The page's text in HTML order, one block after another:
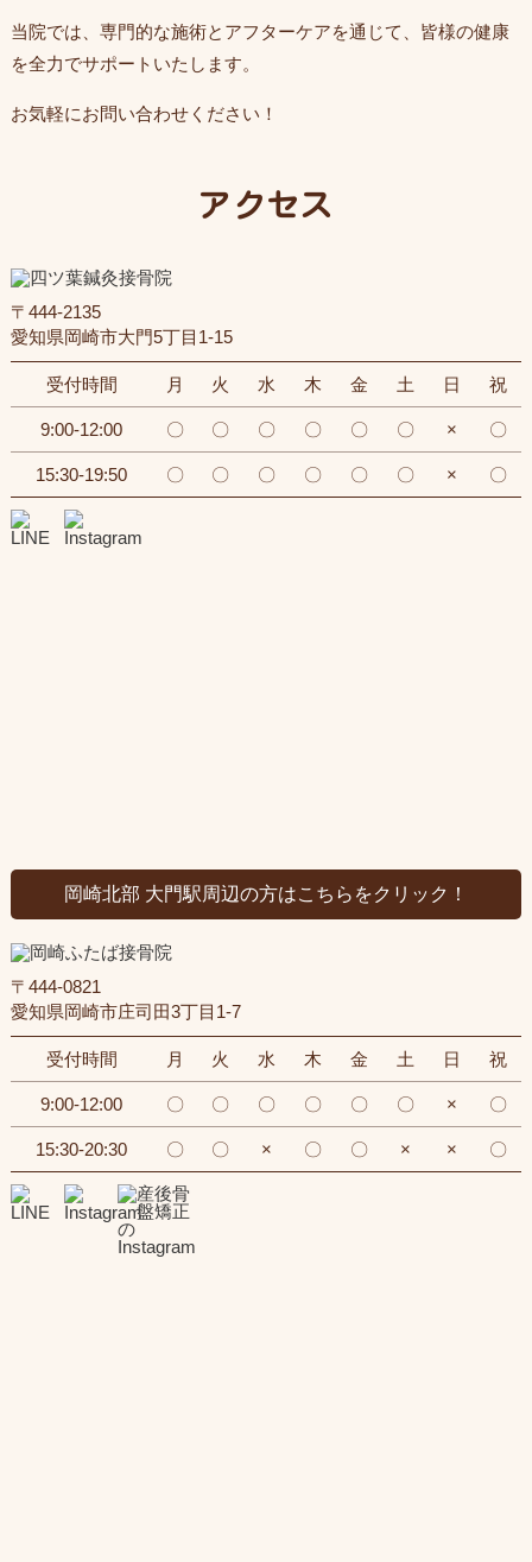
当院では、専門的な施術とアフターケアを通じて、皆様の健康
を全力でサポートいたします。
お気軽にお問い合わせください！
アクセス
〒444-2135
愛知県岡崎市大門5丁目1-15
受付時間 月 火 水 木 金 土 日 祝
9:00-12:00 〇 〇 〇 〇 〇 〇 × 〇
15:30-19:50 〇 〇 〇 〇 〇 〇 × 〇
岡崎北部 大門駅周辺の方はこちらをクリック！
〒444-0821
愛知県岡崎市庄司田3丁目1-7
受付時間 月 火 水 木 金 土 日 祝
9:00-12:00 〇 〇 〇 〇 〇 〇 × 〇
15:30-20:30 〇 〇 × 〇 〇 × × 〇